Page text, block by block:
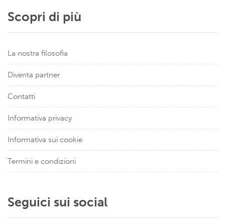
Scopri di più
La nostra filosofia
Diventa partner
Contatti
Informativa privacy
Informativa sui cookie
Termini e condizioni
Seguici sui social